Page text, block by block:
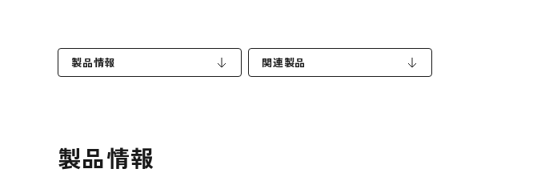
製品情報 関連製品
製品情報